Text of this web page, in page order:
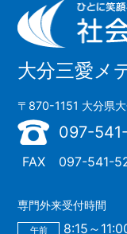
大分三愛メ
〒870-1151 大分県
097-
FAX 097-541-
専門外来受付時間
午前 8:15～